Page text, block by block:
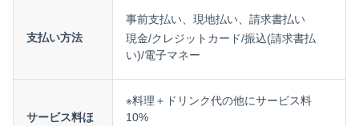
支払い方法
事前支払い、現地払い、請求書払い
現金/クレジットカード/振込(請求書払
い)/電子マネー
サービス料ほ
※料理＋ドリンク代の他にサービス料
10%